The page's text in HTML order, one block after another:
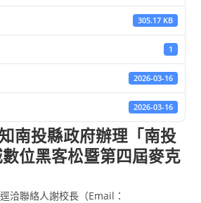
305.17 KB
1
2026-03-16
2026-03-16
南投縣政府辦理「南投
位黑客松暨第四屆麥克
洽聯絡人謝校長（Email：